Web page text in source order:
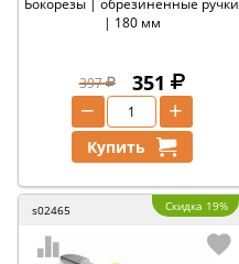
Бокорезы | обрезиненные ручки
| 180 мм
397 351
+
−
Купить
s02465 Скидка 19%